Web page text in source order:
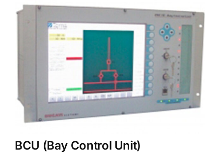
BCU (Bay Control Unit)